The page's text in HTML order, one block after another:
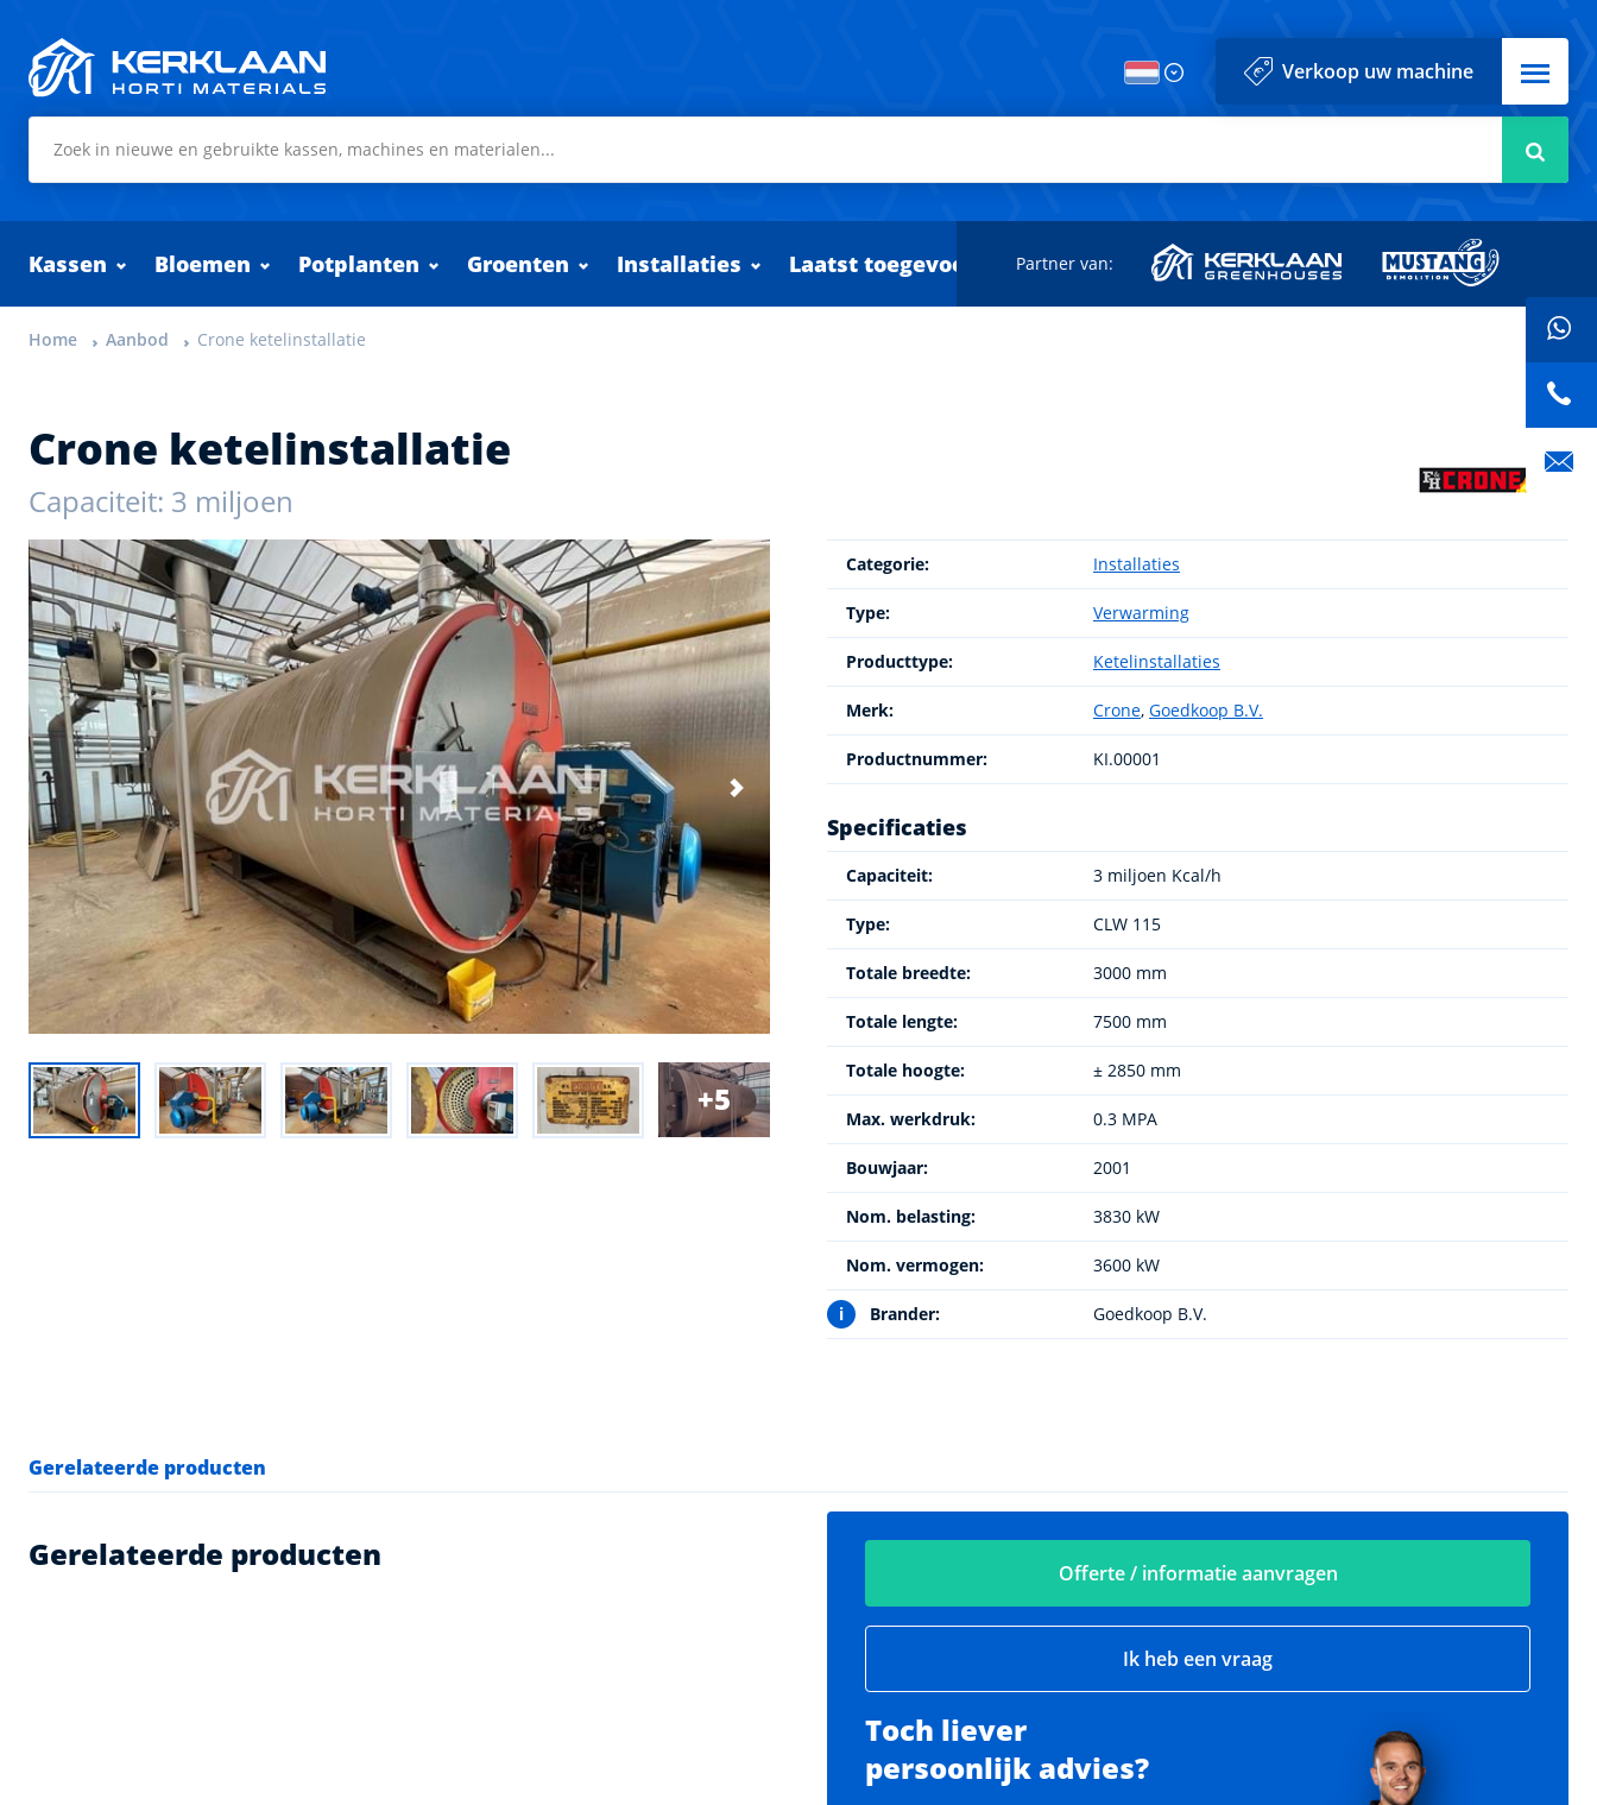
Verkoop uw machine Menu
Kassen Bloemen Potplanten Groenten Installaties Laatst toegevoegd Partner van:
Home Aanbod Crone ketelinstallatie
Crone ketelinstallatie
Capaciteit: 3 miljoen
5
Categorie: Installaties
Type: Verwarming
Producttype: Ketelinstallaties
Merk: Crone, Goedkoop B.V.
Productnummer: KI.00001
Specificaties
Capaciteit: 3 miljoen Kcal/h
Type: CLW 115
Totale breedte: 3000 mm
Totale lengte: 7500 mm
Totale hoogte: ± 2850 mm
Max. werkdruk: 0.3 MPA
Bouwjaar: 2001
Nom. belasting: 3830 kW
Nom. vermogen: 3600 kW
i Brander: Goedkoop B.V.
Gerelateerde producten
Offerte / informatie aanvragen
Ik heb een vraag
Toch liever
persoonlijk advies?
Gerelateerde producten